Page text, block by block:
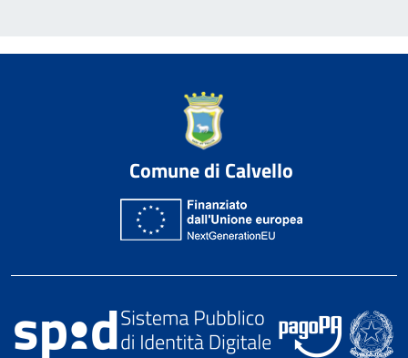
Comune di Calvello